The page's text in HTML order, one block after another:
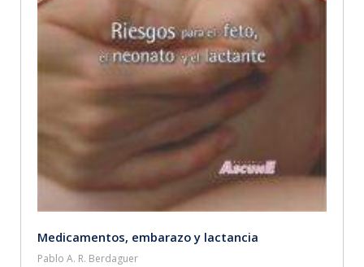
Medicamentos, embarazo y lactancia
Pablo A. R. Berdaguer